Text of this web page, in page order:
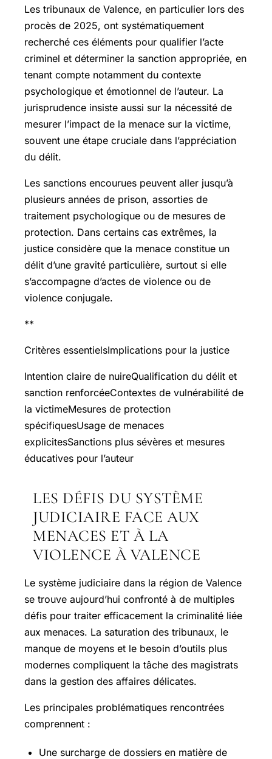
Les tribunaux de Valence, en particulier lors des
procès de 2025, ont systématiquement
recherché ces éléments pour qualifier l’acte
criminel et déterminer la sanction appropriée, en
tenant compte notamment du contexte
psychologique et émotionnel de l’auteur. La
jurisprudence insiste aussi sur la nécessité de
mesurer l’impact de la menace sur la victime,
souvent une étape cruciale dans l’appréciation
du délit.
Les sanctions encourues peuvent aller jusqu’à
plusieurs années de prison, assorties de
traitement psychologique ou de mesures de
protection. Dans certains cas extrêmes, la
justice considère que la menace constitue un
délit d’une gravité particulière, surtout si elle
s’accompagne d’actes de violence ou de
violence conjugale.
**
Critères essentielsImplications pour la justice
Intention claire de nuireQualification du délit et
sanction renforcéeContextes de vulnérabilité de
la victimeMesures de protection
spécifiquesUsage de menaces
explicitesSanctions plus sévères et mesures
éducatives pour l’auteur
LES DÉFIS DU SYSTÈME
JUDICIAIRE FACE AUX
MENACES ET À LA
VIOLENCE À VALENCE
Le système judiciaire dans la région de Valence
se trouve aujourd’hui confronté à de multiples
défis pour traiter efficacement la criminalité liée
aux menaces. La saturation des tribunaux, le
manque de moyens et le besoin d’outils plus
modernes compliquent la tâche des magistrats
dans la gestion des affaires délicates.
Les principales problématiques rencontrées
comprennent :
Une surcharge de dossiers en matière de